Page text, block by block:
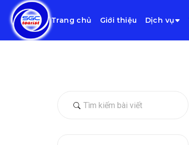
Trang chủ Giới thiệu Dịch vụ